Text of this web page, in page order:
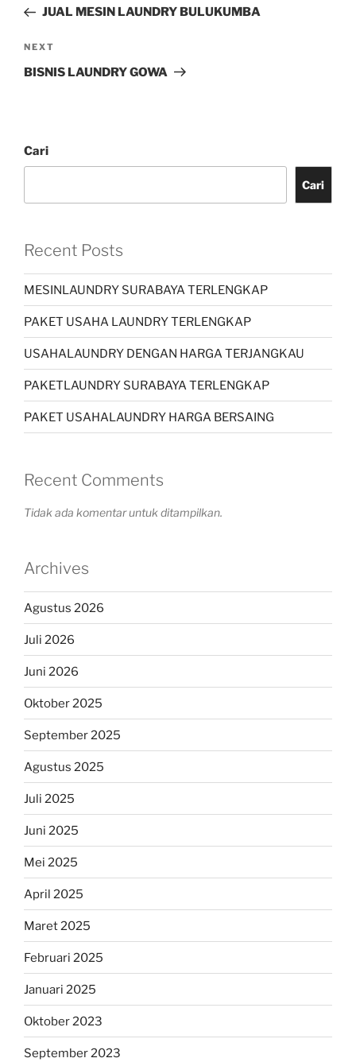
JUAL MESIN LAUNDRY BULUKUMBA
NEXT
BISNIS LAUNDRY GOWA
Cari
Cari
Recent Posts
MESINLAUNDRY SURABAYA TERLENGKAP
PAKET USAHA LAUNDRY TERLENGKAP
USAHALAUNDRY DENGAN HARGA TERJANGKAU
PAKETLAUNDRY SURABAYA TERLENGKAP
PAKET USAHALAUNDRY HARGA BERSAING
Recent Comments
Tidak ada komentar untuk ditampilkan.
Archives
Agustus 2026
Juli 2026
Juni 2026
Oktober 2025
September 2025
Agustus 2025
Juli 2025
Juni 2025
Mei 2025
April 2025
Maret 2025
Februari 2025
Januari 2025
Oktober 2023
September 2023